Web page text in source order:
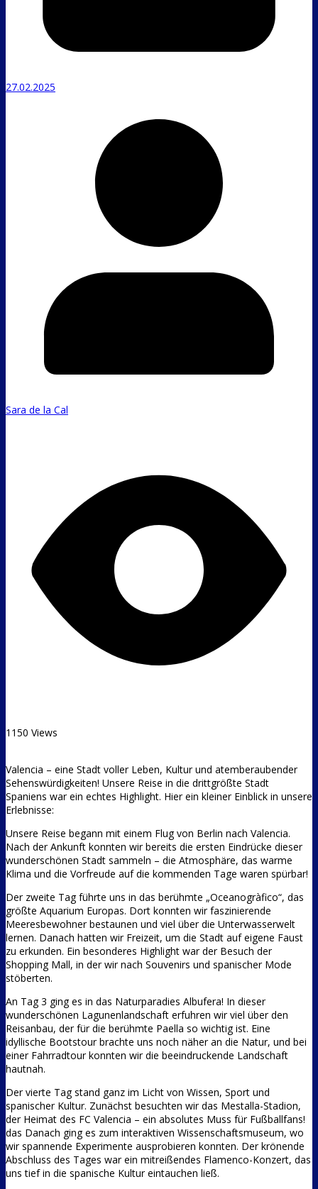
27.02.2025
Sara de la Cal
1150 Views
Valencia – eine Stadt voller Leben, Kultur und atemberaubender
Sehenswürdigkeiten! Unsere Reise in die drittgrößte Stadt
Spaniens war ein echtes Highlight. Hier ein kleiner Einblick in unsere
Erlebnisse:
Unsere Reise begann mit einem Flug von Berlin nach Valencia.
Nach der Ankunft konnten wir bereits die ersten Eindrücke dieser
wunderschönen Stadt sammeln – die Atmosphäre, das warme
Klima und die Vorfreude auf die kommenden Tage waren spürbar!
Der zweite Tag führte uns in das berühmte „Oceanogràfico“, das
größte Aquarium Europas. Dort konnten wir faszinierende
Meeresbewohner bestaunen und viel über die Unterwasserwelt
lernen. Danach hatten wir Freizeit, um die Stadt auf eigene Faust
zu erkunden. Ein besonderes Highlight war der Besuch der
Shopping Mall, in der wir nach Souvenirs und spanischer Mode
stöberten.
An Tag 3 ging es in das Naturparadies Albufera! In dieser
wunderschönen Lagunenlandschaft erfuhren wir viel über den
Reisanbau, der für die berühmte Paella so wichtig ist. Eine
idyllische Bootstour brachte uns noch näher an die Natur, und bei
einer Fahrradtour konnten wir die beeindruckende Landschaft
hautnah.
Der vierte Tag stand ganz im Licht von Wissen, Sport und
spanischer Kultur. Zunächst besuchten wir das Mestalla-Stadion,
der Heimat des FC Valencia – ein absolutes Muss für Fußballfans!
das Danach ging es zum interaktiven Wissenschaftsmuseum, wo
wir spannende Experimente ausprobieren konnten. Der krönende
Abschluss des Tages war ein mitreißendes Flamenco-Konzert, das
uns tief in die spanische Kultur eintauchen ließ.